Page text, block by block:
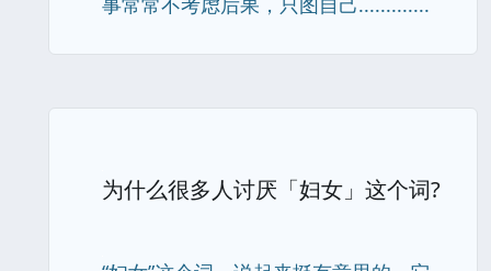
为什么很多人讨厌「妇女」这个词?